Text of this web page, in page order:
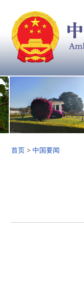
首页 > 中国要闻